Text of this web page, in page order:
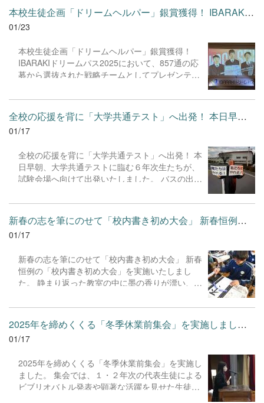
堂々と発表しました。プロジェクトは生成AIを使
ってプログラムを組んだ「地域防災を支援する避
難所検索アプリの開発」。入賞には至りませんで
ら刺激をうけ、５年次探究活動・個人研究へのモ
チベーションを高めていました。
本校生徒企画「ドリームヘルパー」銀賞獲得！ IBARAKIドリームパ...
01/23
本校生徒企画「ドリームヘルパー」銀賞獲得！
IBARAKIドリームパス2025において、857通の応
募から選抜された戦略チームとしてプレゼンテー
に抜擢されてからも、アクションを積み重ね、
堂々と発表し、銀賞を獲得することができまし
た。 協力していただいた企業の方々、参加してく
れた中高生へ感謝申し上げます。
全校の応援を背に「大学共通テスト」へ出発！ 本日早朝、大学共...
01/17
全校の応援を背に「大学共通テスト」へ出発！ 本
日早朝、大学共通テストに臨む６年次生たちが、
試験会場へ向けて出発いたしました。 バスの出発
かい激励が送られ、受験生たちは緊張感の中にも
力強い決意を秘めた表情で旅立ちました。 今日ま
で生徒たちを一番近くで支え、励まし続けてこら
れた保護者の皆様の思いを、私たち教職員も深く
され、全員がベストを尽くせることを心より願っ
ております。 頑張れ、６年次生！学校全体で皆さ
んの健闘を祈っています。
新春の志を筆にのせて「校内書き初め大会」 新春恒例の「校内書...
01/17
新春の志を筆にのせて「校内書き初め大会」 新春
恒例の「校内書き初め大会」を実施いたしまし
た。 静まり返った教室の中に墨の香りが漂い、生
の志を表現していました。伝統文化に触れなが
ら、自分自身と向き合う貴重な静寂の時間となり
ました。 書き上げられた作品は、後日、校内に掲
示いたします。生徒たちの個性溢れる力作を、ぜ
2025年を締めくくる「冬季休業前集会」を実施しました。 集会で...
01/17
2025年を締めくくる「冬季休業前集会」を実施し
ました。 集会では、１・２年次の代表生徒による
ビブリオバトル発表や顕著な活躍を見せた生徒た